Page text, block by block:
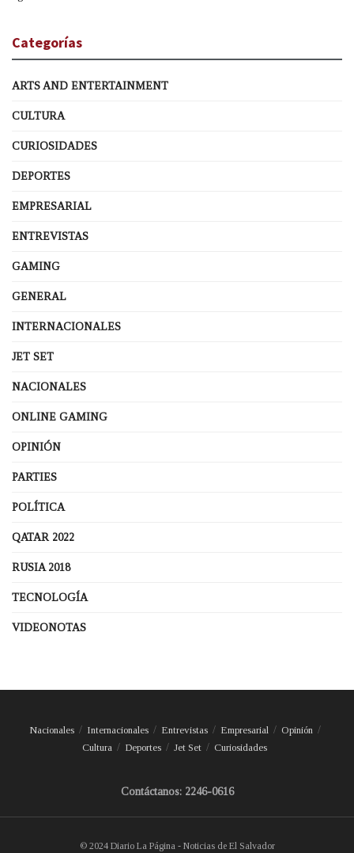
Categorías
ARTS AND ENTERTAINMENT
CULTURA
CURIOSIDADES
DEPORTES
EMPRESARIAL
ENTREVISTAS
GAMING
GENERAL
INTERNACIONALES
JET SET
NACIONALES
ONLINE GAMING
OPINIÓN
PARTIES
POLÍTICA
QATAR 2022
RUSIA 2018
TECNOLOGÍA
VIDEONOTAS
Nacionales Internacionales Entrevistas Empresarial
Opinión
Cultura
Deportes Jet Set Curiosidades
Contáctanos: 2246-0616
© 2024 Diario La Página - Noticias de El Salvador